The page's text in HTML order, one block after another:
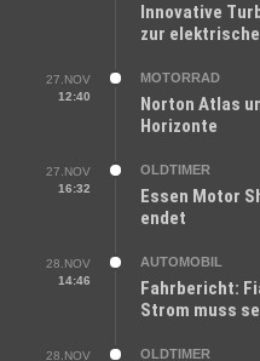
Innovative
zur
27.NOV
12:40
MOTORRAD
Norton Atlas
Horizonte
27.NOV
16:32
OLDTIMER
Essen Motor
endet
28.NOV
14:46
AUTOMOBIL
Fahrbericht:
Strom muss
28.NOV
OLDTIMER